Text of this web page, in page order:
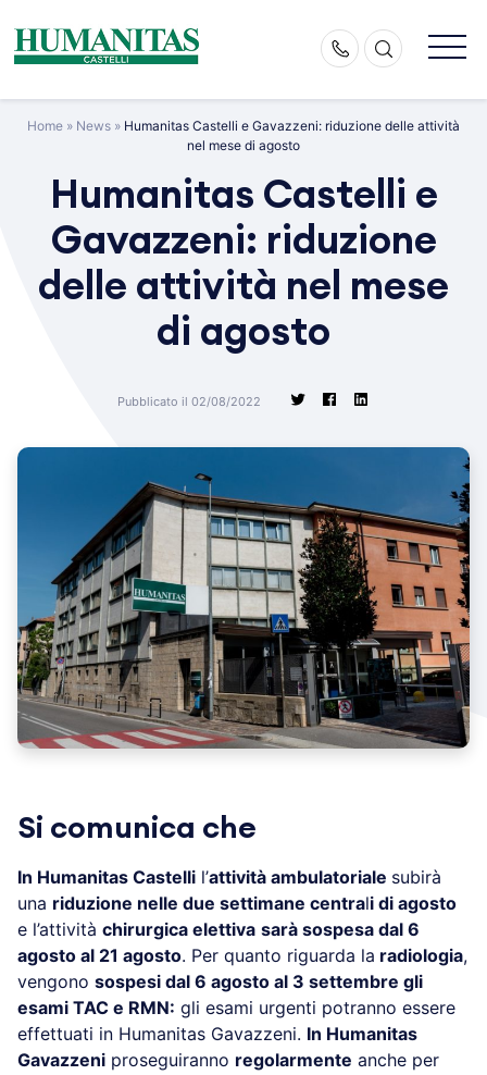
content
Home » News » Humanitas Castelli e Gavazzeni: riduzione delle attività
nel mese di agosto
Humanitas Castelli e
Gavazzeni: riduzione
delle attività nel mese
di agosto
Pubblicato il 02/08/2022
Si comunica che
In Humanitas Castelli l’attività ambulatoriale subirà
una riduzione nelle due settimane centrali di agosto
e l’attività chirurgica elettiva sarà sospesa dal 6
agosto al 21 agosto. Per quanto riguarda la radiologia,
vengono sospesi dal 6 agosto al 3 settembre gli
esami TAC e RMN: gli esami urgenti potranno essere
effettuati in Humanitas Gavazzeni. In Humanitas
Gavazzeni proseguiranno regolarmente anche per